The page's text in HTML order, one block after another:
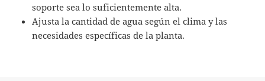
soporte sea lo suficientemente alta.
Ajusta la cantidad de agua según el clima y las
necesidades específicas de la planta.